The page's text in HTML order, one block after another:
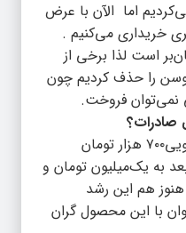
خریداری می‌کردیم اما الآن با عرض
است لذا برخی از
را حذف کردیم چون
نمی‌توان فروخت.
صادرات؟
وقتی ابریشم را پیش از این کیلویی۷۰۰ هزار تومان
به یک‌میلیون تومان و
هم این رشد
با این محصول گران